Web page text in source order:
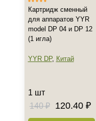
Картридж сменный
для аппаратов YYR
model DP 04 и DP 12
(1 игла)
YYR DP, Китай
1 шт
140 ₽
120.40 ₽